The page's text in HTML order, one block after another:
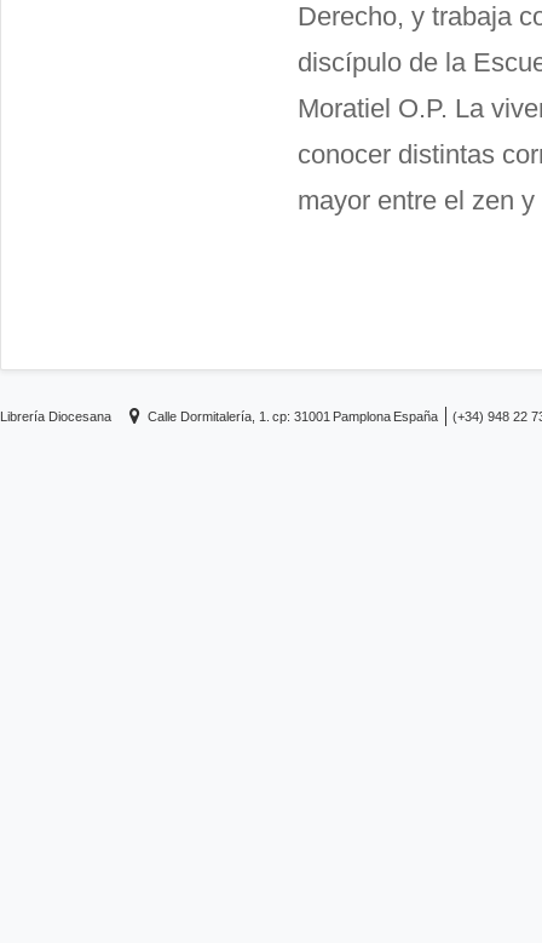
Derecho, y trabaja
discípulo de la
Moratiel O.P. La
conocer distintas
mayor entre el zen
Librería Diocesana Calle Dormitalería, 1. cp: 31001 Pamplona España (+34) 948 22